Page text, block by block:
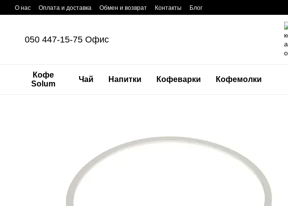
Перейти к основному контенту
О нас Оплата и доставка Обмен и возврат Контакты Блог
050 447-15-75 Офис
Кофе
Solum
Чай Напитки Кофеварки Кофемолки